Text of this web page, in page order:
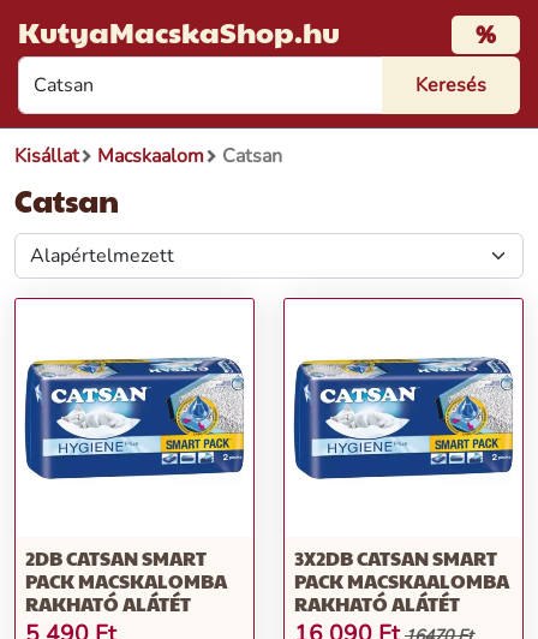
KutyaMacskaShop.hu %
Kisállat Macskaalom Catsan
Catsan
2DB CATSAN SMART
PACK MACSKALOMBA
RAKHATÓ ALÁTÉT
3X2DB CATSAN SMART
PACK MACSKAALOMBA
RAKHATÓ ALÁTÉT